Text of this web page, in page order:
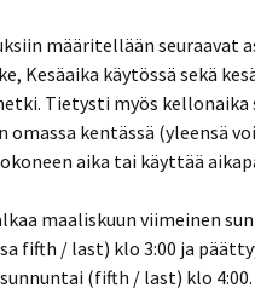
määritellään seuraavat
Kesäaika käytössä sekä
Tietysti myös kellonaika
omassa kentässä (yleensä
aika tai käyttää
maaliskuun viimeinen
fifth / last) klo 3:00 ja
(fifth / last) klo 4:00.